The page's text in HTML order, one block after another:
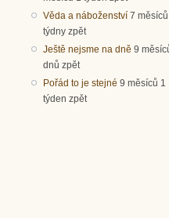
Věda a náboženství 7
týdny zpět
Ještě nejsme na dně 9
dnů zpět
Pořád to je stejné 9 měsíců 1
týden zpět